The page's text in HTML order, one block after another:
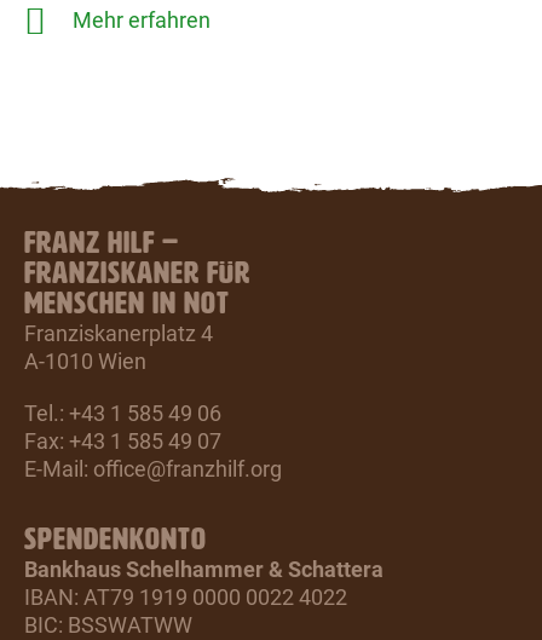
Mehr erfahren
FRANZ HILF –
FRANZISKANER FÜR
MENSCHEN IN NOT
Franziskanerplatz 4
A-1010 Wien
Tel.: +43 1 585 49 06
Fax: +43 1 585 49 07
E-Mail: office@franzhilf.org
SPENDENKONTO
Bankhaus Schelhammer & Schattera
IBAN: AT79 1919 0000 0022 4022
BIC: BSSWATWW